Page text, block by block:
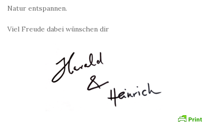
Natur entspannen.
Viel Freude dabei wünschen dir